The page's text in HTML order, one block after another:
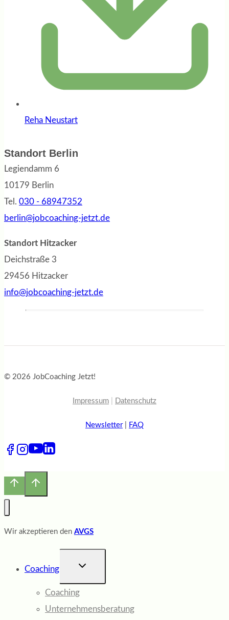
Reha Neustart
Standort Berlin
Legiendamm 6
10179 Berlin
Tel. 030 - 68947352
berlin@jobcoaching-jetzt.de
Standort Hitzacker
Deichstraße 3
29456 Hitzacker
info@jobcoaching-jetzt.de
© 2026 JobCoaching Jetzt!
Impressum Datenschutz
Newsletter| FAQ
Wir akzeptieren den AVGS
Coaching
UNTERMENÜ
Coaching
Unternehmensberatung